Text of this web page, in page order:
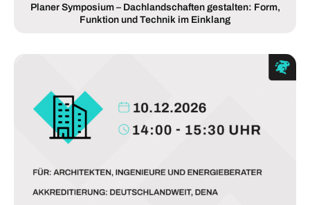
Planer Symposium – Dachlandschaften gestalten: Form,
Funktion und Technik im Einklang